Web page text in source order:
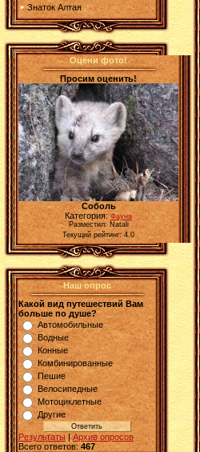
Знаток Алтая
Оцени фото!
Просим оценить!
Соболь
Категория:Фауна
Разместил: Natali
Текущий рейтинг: 4.0
Наш опрос
Какой вид путешествий Вам
больше по душе?
Автомобильные
Водные
Конные
Комбинированные
Пешие
Велосипедные
Мотоциклетные
Другие
Результаты |Архив опросов
Всего ответов: 467